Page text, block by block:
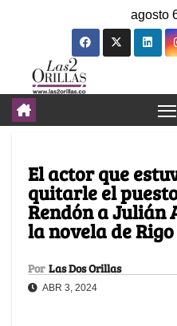
agosto
El actor que
quitarle el
Rendón a Julián
la novela de Rigo
Por Las Dos Orillas
ABR 3, 2024